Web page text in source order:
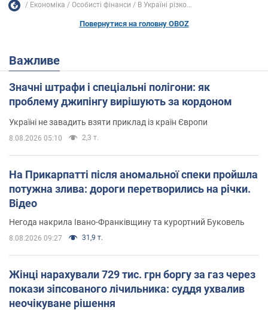
Економіка Особисті фінанси В Україні різко...
Повернутися на головну OBOZ
Важливе
Значні штрафи і спеціальні полігони: як
проблему джипінгу вирішують за кордоном
Україні не завадить взяти приклад із країн Європи
8.08.2026 05:10 2,3 т.
На Прикарпатті після аномальної спеки пройшла
потужна злива: дороги перетворились на річки.
Відео
Негода накрила Івано-Франківщину та курортний Буковель
8.08.2026 09:27 31,9 т.
Жінці нарахували 729 тис. грн боргу за газ через
покази зіпсованого лічильника: суддя ухвалив
неочікуване рішення